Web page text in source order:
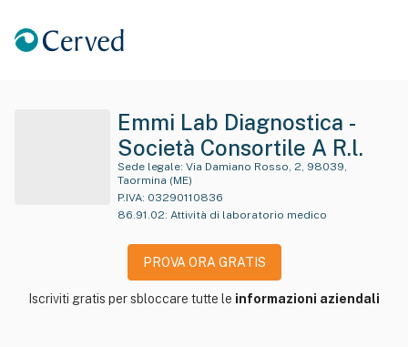
Emmi Lab Diagnostica -
Società Consortile A R.l.
Sede legale:
Taormina (ME)
P.IVA: 03290110836
86.91.02: Attività di laboratorio medico
PROVA ORA GRATIS
Iscriviti gratis per sbloccare tutte le informazioni aziendali